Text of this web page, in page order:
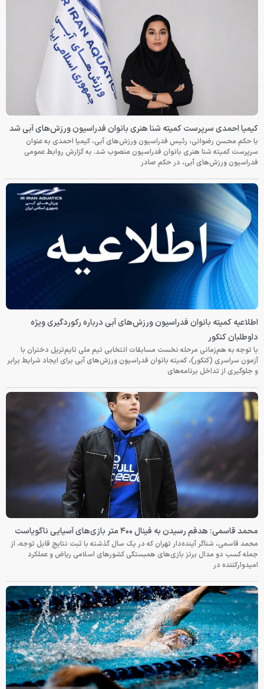
کیمیا احمدی سرپرست کمیته شنا هنری بانوان فدراسیون ورزش‌های آبی شد
با حکم محسن رضوانی، رئیس فدراسیون ورزش‌های آبی، کیمیا احمدی به عنوان
سرپرست کمیته شنا هنری بانوان فدراسیون منصوب شد. به گزارش روابط عمومی
فدراسیون ورزش‌های آبی، در حکم صادر
اطلاعیه کمیته بانوان فدراسیون ورزش‌های آبی درباره رکوردگیری ویژه
داوطلبان کنکور
با توجه به هم‌زمانی مرحله نخست مسابقات انتخابی تیم ملی تایم‌تریل دختران با
آزمون سراسری (کنکور)، کمیته بانوان فدراسیون ورزش‌های آبی برای ایجاد شرایط برابر
و جلوگیری از تداخل برنامه‌های
محمد قاسمی: هدفم رسیدن به فینال ۴۰۰ متر بازی‌های آسیایی ناگویاست
محمد قاسمی، شناگر آینده‌دار تهران که در یک سال گذشته با ثبت نتایج قابل توجه، از
جمله کسب دو مدال برنز بازی‌های همبستگی کشورهای اسلامی ریاض و عملکرد
امیدوارکننده در